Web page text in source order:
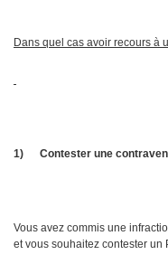
Dans quel cas avoir recours à
1) Contester une
Vous avez commis une
et vous souhaitez contester un